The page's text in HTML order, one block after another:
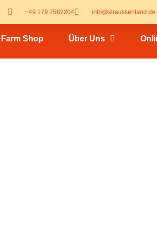
+49 179 7582204 info@straussenland.de
Farm Shop Über Uns